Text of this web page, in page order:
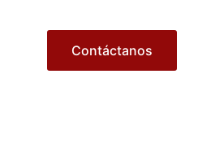
Contáctanos